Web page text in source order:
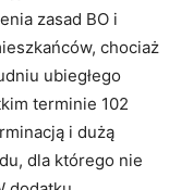
zasad BO i
chociaż
ubiegłego
terminie 102
i dużą
dla którego nie